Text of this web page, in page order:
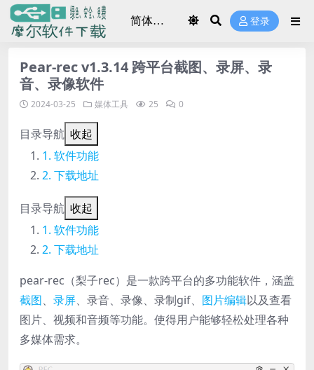
登录
Pear-rec v1.3.14 跨平台截图、录屏、录
音、录像软件
2024-03-25 媒体工具 25 0
目录导航 收起
软件功能
下载地址
目录导航 收起
软件功能
下载地址
pear-rec（梨子rec）是一款跨平台的多功能软件，涵盖
截图、 录屏、录音、录像、录制gif、 图片编辑以及查看
图片、视频和音频等功能。使得用户能够轻松处理各种
多媒体需求。